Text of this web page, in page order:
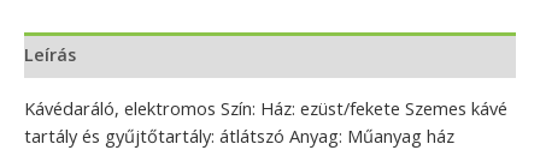
Leírás
Kávédaráló, elektromos Szín: Ház: ezüst/fekete Szemes kávé
tartály és gyűjtőtartály: átlátszó Anyag: Műanyag ház